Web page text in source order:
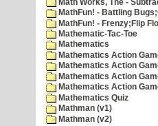
Math Works, The -
MathFun! - Battling
MathFun! - Frenzy;Flip
Mathematic-Tac-Toe
Mathematics
Mathematics Action
Mathematics Action
Mathematics Action
Mathematics Action
Mathematics Quiz
Mathman (v1)
Mathman (v2)